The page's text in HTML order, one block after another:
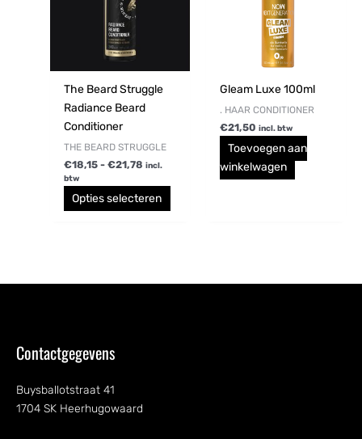
The Beard Struggle
Radiance Beard
Conditioner
THE BEARD STRUGGLE
€18,15 - €21,78 incl.
btw
Opties selecteren
kan
productpagina
Gleam Luxe 100ml
. HAAR CONDITIONER
€21,50 incl. btw
Toevoegen aan
winkelwagen
Contactgegevens
Buysballotstraat 41
1704 SK Heerhugowaard